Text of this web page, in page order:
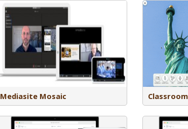
Mediasite Mosaic
Classroomscreen is een eenvoudige
tool die je helpt bij
duidelijkheid in de les door te werken
met een timer, whiteboard, stoplicht, op
transparante wijze namen te kiezen,
het lesplan te tonen, en eenvoudig QR-
codes te delen. Ook kun je een poll
afnemen. De tool is ontwikkeld door
een docent.